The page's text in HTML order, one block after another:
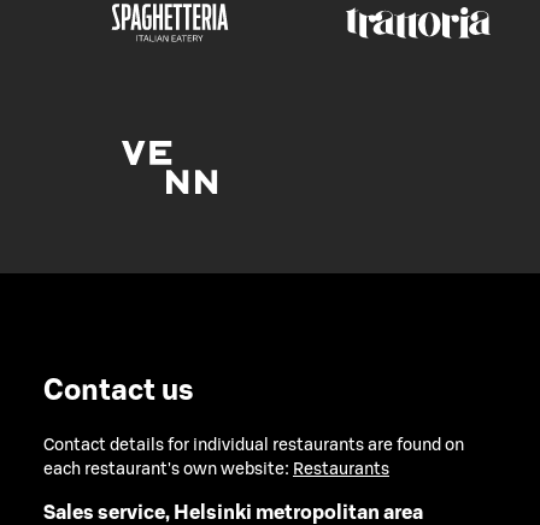
Contact us
Contact details for individual restaurants are found on
each restaurant's own website: Restaurants
Sales service, Helsinki metropolitan area